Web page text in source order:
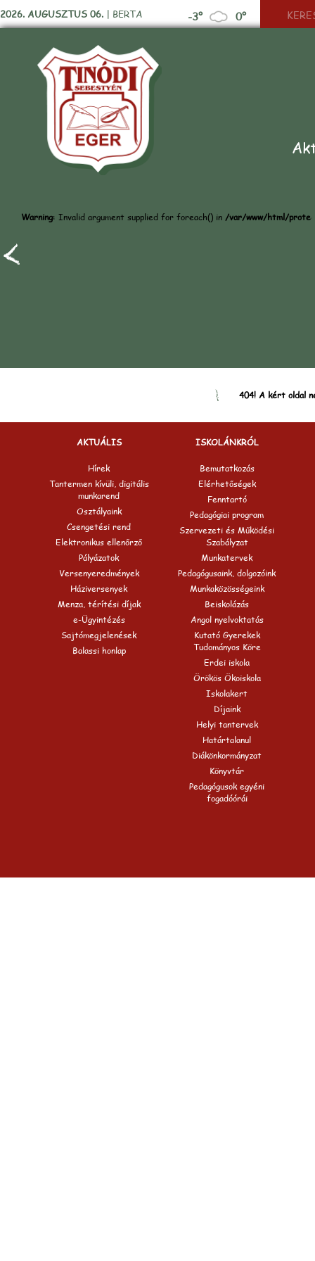
2026. AUGUSZTUS 06. | BERTA -3° 0°
Warning: Invalid argument supplied for foreach() in /var/www/html/
404! A kért oldal
AKTUÁLIS
Hírek
Tantermen kívüli, digitális
munkarend
Osztályaink
Csengetési rend
Elektronikus ellenőrző
Pályázatok
Versenyeredmények
Háziversenyek
Menza, térítési díjak
e-Ügyintézés
Sajtómegjelenések
Balassi honlap
ISKOLÁNKRÓL
Bemutatkozás
Elérhetőségek
Fenntartó
Pedagógiai program
Szervezeti és Működési
Szabályzat
Munkatervek
Pedagógusaink, dolgozóink
Munkaközösségeink
Beiskolázás
Angol nyelvoktatás
Kutató Gyerekek
Tudományos Köre
Erdei iskola
Örökös Ökoiskola
Iskolakert
Díjaink
Helyi tantervek
Határtalanul
Diákönkormányzat
Könyvtár
Pedagógusok egyéni
fogadóórái